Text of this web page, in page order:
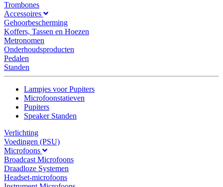
Trombones
Accessoires
Gehoorbescherming
Koffers, Tassen en Hoezen
Metronomen
Onderhoudsproducten
Pedalen
Standen
Lampjes voor Pupiters
Microfoonstatieven
Pupiters
Speaker Standen
Verlichting
Voedingen (PSU)
Microfoons
Broadcast Microfoons
Draadloze Systemen
Headset-microfoons